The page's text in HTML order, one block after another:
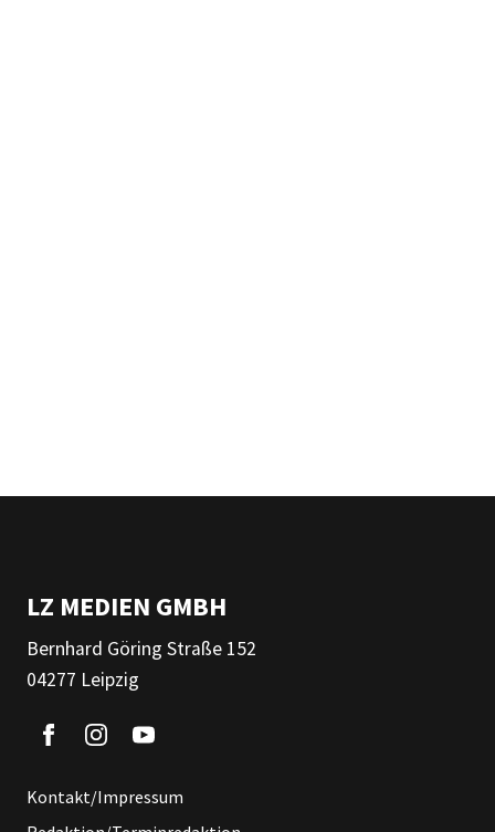
LZ MEDIEN GMBH
Bernhard Göring Straße 152
04277 Leipzig
Kontakt/Impressum